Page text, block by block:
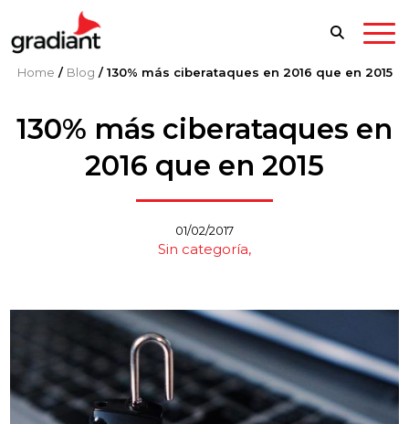
Home / Blog /130% más ciberataques en 2016 que en 2015
130% más ciberataques en
2016 que en 2015
01/02/2017
Sin categoría